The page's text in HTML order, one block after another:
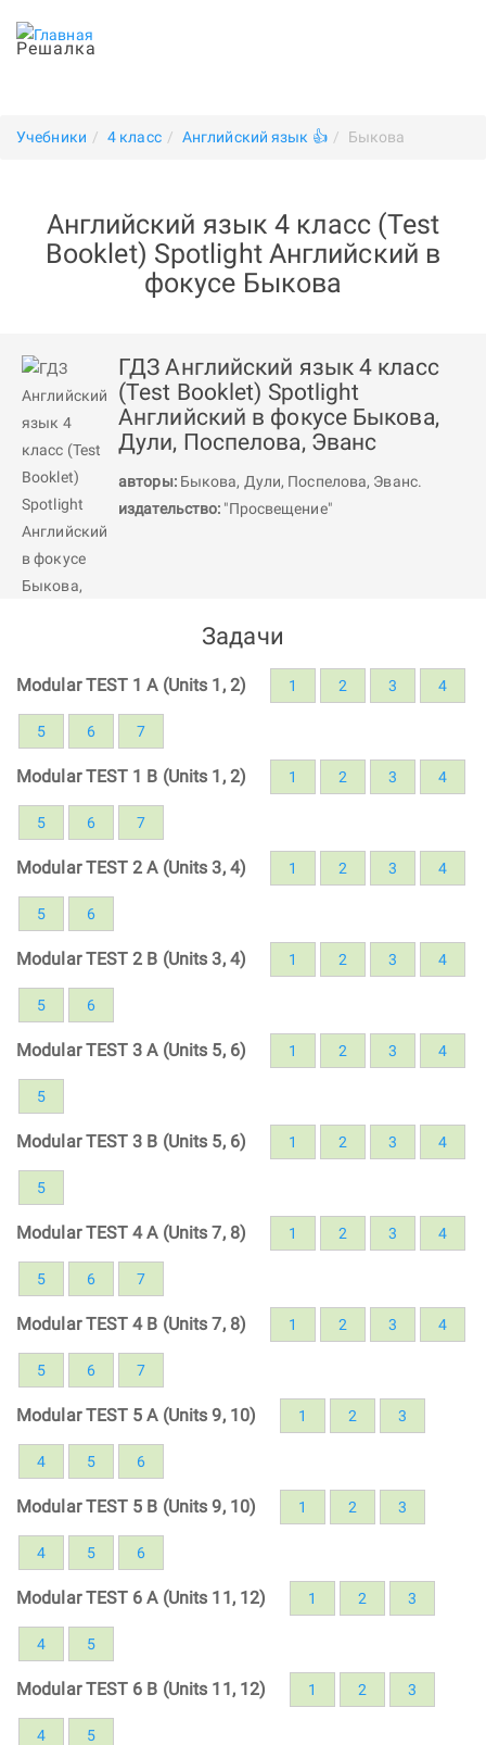
Решалка
Учебники 4 класс Английский язык 👍 Быкова
Английский язык 4 класс (Test
Booklet) Spotlight Английский в
фокусе Быкова
ГДЗ Английский язык 4 класс
(Test Booklet) Spotlight
Английский в фокусе Быкова,
Дули, Поспелова, Эванс
авторы: Быкова, Дули, Поспелова, Эванс.
издательство: "Просвещение"
Задачи
Modular TEST 1 A (Units 1, 2) 1 2 3 4
5 6 7
Modular TEST 1 B (Units 1, 2) 1 2 3 4
5 6 7
Modular TEST 2 A (Units 3, 4) 1 2 3 4
5 6
Modular TEST 2 B (Units 3, 4) 1 2 3 4
5 6
Modular TEST 3 A (Units 5, 6) 1 2 3 4
5
Modular TEST 3 B (Units 5, 6) 1 2 3 4
5
Modular TEST 4 A (Units 7, 8) 1 2 3 4
5 6 7
Modular TEST 4 B (Units 7, 8) 1 2 3 4
5 6 7
Modular TEST 5 A (Units 9, 10) 1 2 3
4 5 6
Modular TEST 5 B (Units 9, 10) 1 2 3
4 5 6
Modular TEST 6 A (Units 11, 12) 1 2 3
4 5
Modular TEST 6 B (Units 11, 12) 1 2 3
4 5